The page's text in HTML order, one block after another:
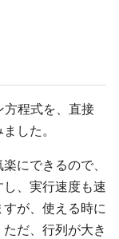
程式を、直接
した。
にできるので、
、実行速度も速
が、使える時に
だ、行列が大き